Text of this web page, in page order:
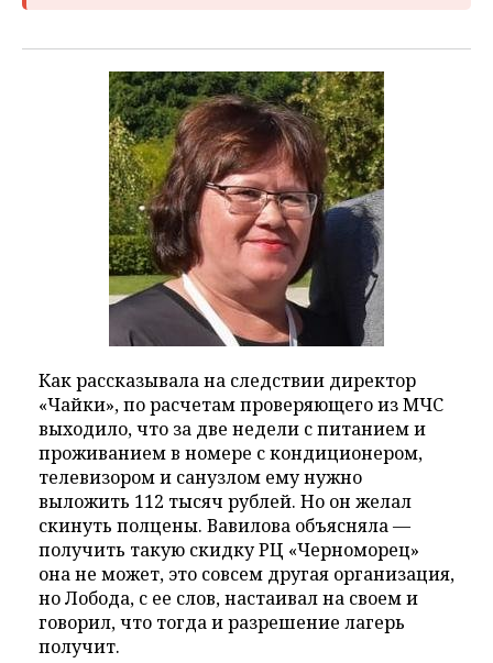
Как рассказывала на следствии директор
«Чайки», по расчетам проверяющего из МЧС
выходило, что за две недели с питанием и
проживанием в номере с кондиционером,
телевизором и санузлом ему нужно
выложить 112 тысяч рублей. Но он желал
скинуть полцены. Вавилова объясняла —
получить такую скидку РЦ «Черноморец»
она не может, это совсем другая организация,
но Лобода, с ее слов, настаивал на своем и
говорил, что тогда и разрешение лагерь
получит.